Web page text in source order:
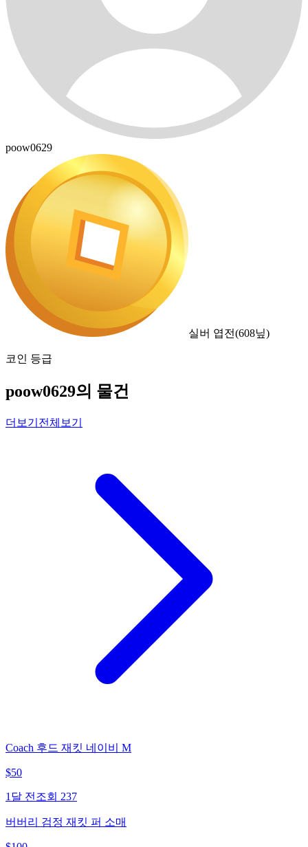
poow0629
실버 엽전(608닢)
코인 등급
poow0629의 물건
더보기 전체보기
Coach 후드 재킷 네이비 M
$50
1달 전 조회 237
버버리 검정 재킷 퍼 소매